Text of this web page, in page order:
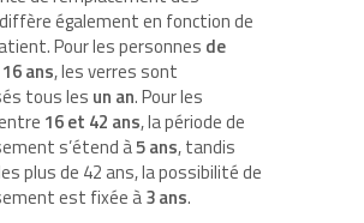
également en fonction de
Pour les personnes de
ans, les verres sont
tous les un an. Pour les
16 et 42 ans, la période de
s’étend à5 ans, tandis
plus de 42 ans, la possibilité de
est fixée à3 ans.